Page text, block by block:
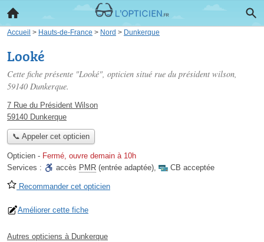
Accueil > Hauts-de-France > Nord > Dunkerque
Looké
Cette fiche présente "Looké", opticien situé rue du président wilson,
59140 Dunkerque.
7 Rue du Président Wilson
59140 Dunkerque
📞 Appeler cet opticien
Opticien - Fermé, ouvre demain à 10h
Services :
accès PMR (entrée adaptée), CB acceptée
Recommander cet opticien
Améliorer cette fiche
Autres opticiens à Dunkerque